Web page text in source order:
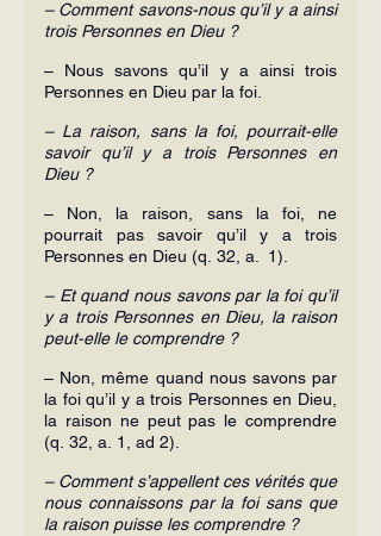
– Comment savons-nous qu’il y a ainsi
trois Personnes en Dieu ?
– Nous savons qu’il y a ainsi trois
Personnes en Dieu par la foi.
– La raison, sans la foi, pourrait-elle
savoir qu’il y a trois Personnes en
Dieu ?
– Non, la raison, sans la foi, ne
pourrait pas savoir qu’il y a trois
Personnes en Dieu (q. 32, a.  1).
– Et quand nous savons par la foi qu’il
y a trois Personnes en Dieu, la raison
peut-elle le comprendre ?
– Non, même quand nous savons par
la foi qu’il y a trois Personnes en Dieu,
la raison ne peut pas le comprendre
(q. 32, a. 1, ad 2).
– Comment s’appellent ces vérités que
nous connaissons par la foi sans que
la raison puisse les comprendre ?